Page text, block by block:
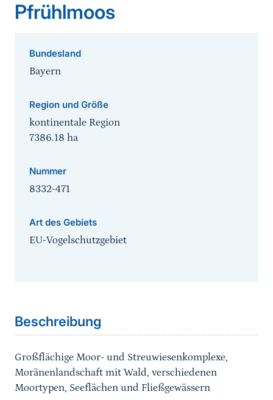
Pfrühlmoos
Bundesland
Bayern
Region und Größe
kontinentale Region
7386.18 ha
Nummer
8332-471
Art des Gebiets
EU-Vogelschutzgebiet
Beschreibung
Großflächige Moor- und Streuwiesenkomplexe,
Moränenlandschaft mit Wald, verschiedenen
Moortypen, Seeflächen und Fließgewässern